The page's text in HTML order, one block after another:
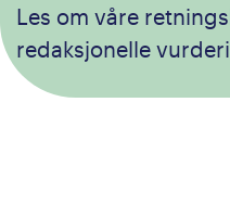
Les om våre
redaksjonelle